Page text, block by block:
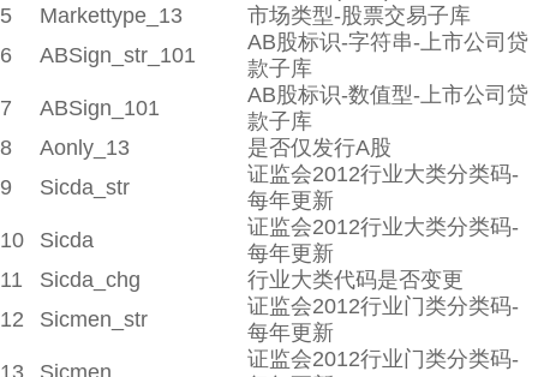
5
Markettype_13
市场类型-股票交易子库
6
ABSign_str_101
AB股标识-字符串-上市公司贷
款子库
7
ABSign_101
AB股标识-数值型-上市公司贷
款子库
8
Aonly_13
是否仅发行A股
9
Sicda_str
证监会2012行业大类分类码-
每年更新
10
Sicda
证监会2012行业大类分类码-
每年更新
11
Sicda_chg
行业大类代码是否变更
12
Sicmen_str
证监会2012行业门类分类码-
每年更新
13
Sicmen
证监会2012行业门类分类码-